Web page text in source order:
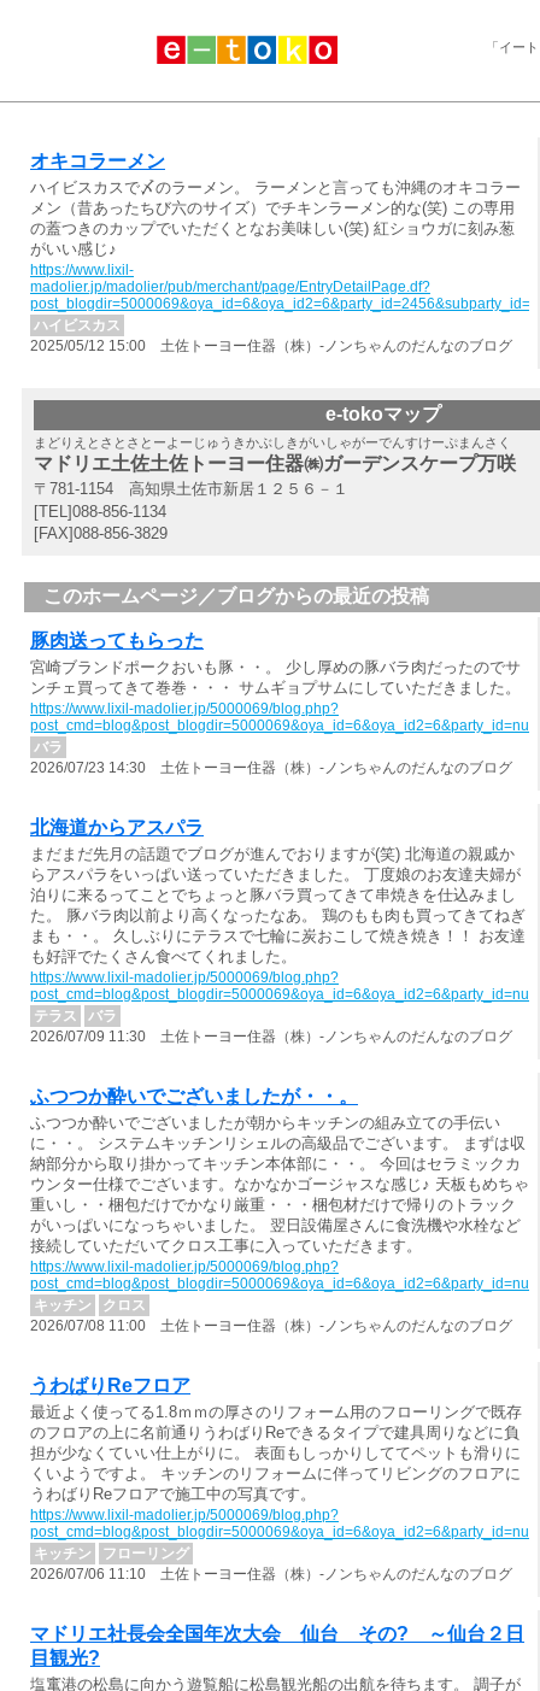
「イー
オキコラーメン
ハイビスカスで〆のラーメン。 ラーメンと言っても沖縄のオキコラー
メン（昔あったちび六のサイズ）でチキンラーメン的な(笑) この専用
の蓋つきのカップでいただくとなお美味しい(笑) 紅ショウガに刻み葱
がいい感じ♪
https://www.lixil-
madolier.jp/madolier/pub/merchant/page/EntryDetailPage.df?
ハイビスカス
2025/05/12 15:00 土佐トーヨー住器（株）-ノンちゃんのだんなのブログ
e-tokoマップ
まどりえとさとさとーよーじゅうきかぶしきがいしゃがーでんすけーぷまんさく
マドリエ土佐土佐トーヨー住器㈱ガーデンスケープ万咲
〒781-1154 高知県土佐市新居１２５６－１
[TEL]088-856-1134
[FAX]088-856-3829
このホームページ／ブログからの最近の投稿
豚肉送ってもらった
宮崎ブランドポークおいも豚・・。 少し厚めの豚バラ肉だったのでサ
ンチェ買ってきて巻巻・・・ サムギョプサムにしていただきました。
https://www.lixil-madolier.jp/5000069/blog.php?
バラ
2026/07/23 14:30 土佐トーヨー住器（株）-ノンちゃんのだんなのブログ
北海道からアスパラ
まだまだ先月の話題でブログが進んでおりますが(笑) 北海道の親戚か
らアスパラをいっぱい送っていただきました。 丁度娘のお友達夫婦が
泊りに来るってことでちょっと豚バラ買ってきて串焼きを仕込みまし
た。 豚バラ肉以前より高くなったなあ。 鶏のもも肉も買ってきてねぎ
まも・・。 久しぶりにテラスで七輪に炭おこして焼き焼き！！ お友達
も好評でたくさん食べてくれました。
https://www.lixil-madolier.jp/5000069/blog.php?
テラス
バラ
2026/07/09 11:30 土佐トーヨー住器（株）-ノンちゃんのだんなのブログ
ふつつか酔いでございましたが・・。
ふつつか酔いでございましたが朝からキッチンの組み立ての手伝い
に・・。 システムキッチンリシェルの高級品でございます。 まずは収
納部分から取り掛かってキッチン本体部に・・。 今回はセラミックカ
ウンター仕様でございます。なかなかゴージャスな感じ♪ 天板もめちゃ
重いし・・梱包だけでかなり厳重・・・梱包材だけで帰りのトラック
がいっぱいになっちゃいました。 翌日設備屋さんに食洗機や水栓など
接続していただいてクロス工事に入っていただきます。
https://www.lixil-madolier.jp/5000069/blog.php?
キッチン
クロス
2026/07/08 11:00 土佐トーヨー住器（株）-ノンちゃんのだんなのブログ
うわばりReフロア
最近よく使ってる1.8ｍｍの厚さのリフォーム用のフローリングで既存
のフロアの上に名前通りうわばりReできるタイプで建具周りなどに負
担が少なくていい仕上がりに。 表面もしっかりしててペットも滑りに
くいようですよ。 キッチンのリフォームに伴ってリビングのフロアに
うわばりReフロアで施工中の写真です。
https://www.lixil-madolier.jp/5000069/blog.php?
キッチン
フローリング
2026/07/06 11:10 土佐トーヨー住器（株）-ノンちゃんのだんなのブログ
マドリエ社長会全国年次大会 仙台 その? ～仙台２日
目観光?
塩竃港の松島に向かう遊覧船に松島観光船の出航を待ちます。 調子が